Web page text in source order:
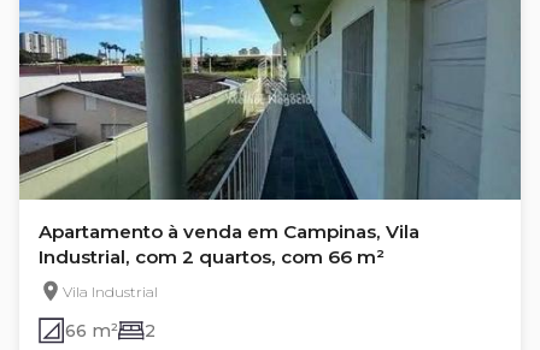
Apartamento à venda em Campinas, Vila
Industrial, com 2 quartos, com 66 m²
Vila Industrial
66 m² 2